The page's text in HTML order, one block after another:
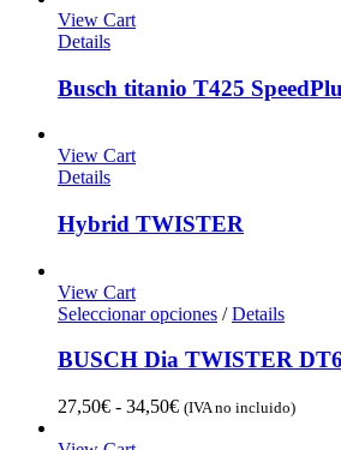
View Cart
Details
Busch titanio T425
View Cart
Details
Hybrid TWISTER
View Cart
Seleccionar opciones / Details
BUSCH Dia TWISTER
27,50€ - 34,50€Rango
(IVA no incluido)